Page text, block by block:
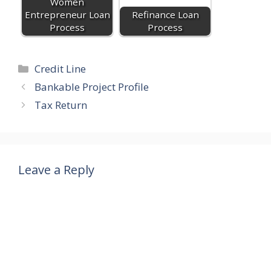
Entrepreneur Loan
Process
Refinance Loan
Process
Categories
Credit Line
Bankable Project Profile
Tax Return
Leave a Reply